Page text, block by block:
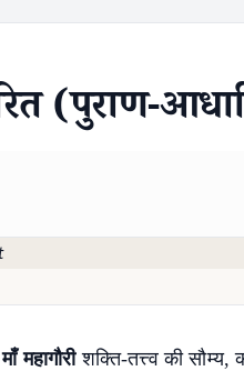
(पुराण-
माँ महागौरीशक्ति-तत्त्व की सौम्य,